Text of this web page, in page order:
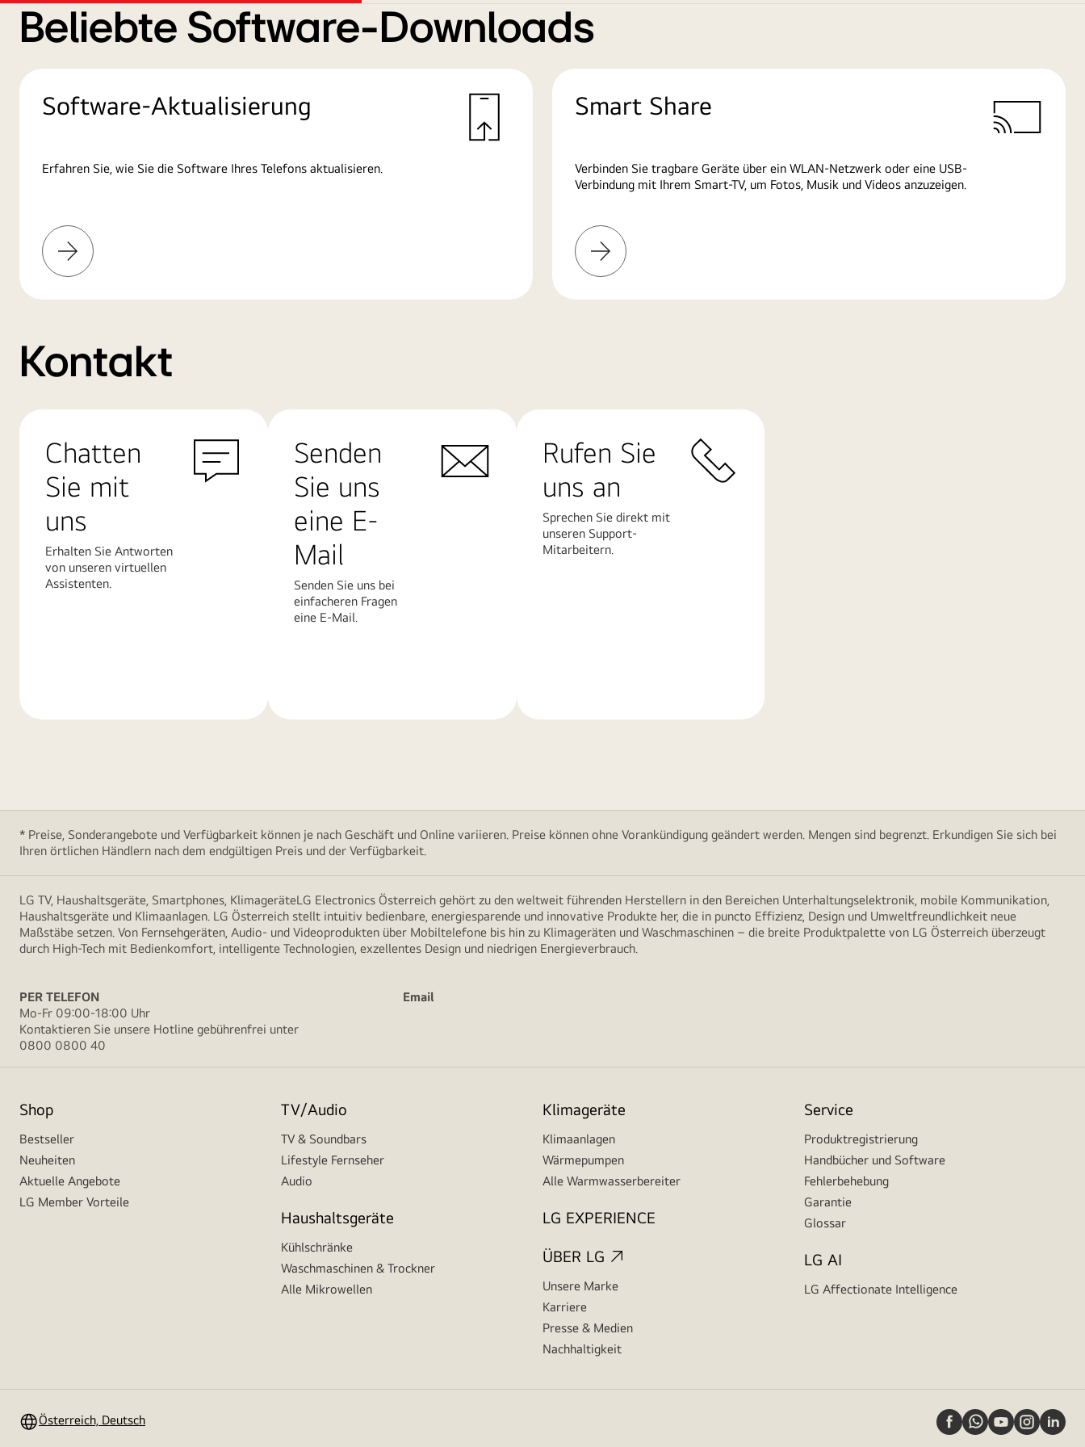
Beliebte Software-Downloads
Software-Aktualisierung
Erfahren Sie, wie Sie die Software Ihres Telefons aktualisieren.
Mehr
erfahren
Smart Share
Verbinden Sie tragbare Geräte über ein WLAN-Netzwerk oder eine USB-
Verbindung mit Ihrem Smart-TV, um Fotos, Musik und Videos anzuzeigen.
Mehr
erfahren
Kontakt
Chatten
Sie mit
uns
Erhalten Sie Antworten
von unseren virtuellen
Assistenten.
Senden
Sie uns
eine E-
Mail
Senden Sie uns bei
einfacheren Fragen
eine E-Mail.
Rufen Sie
uns an
Sprechen Sie direkt mit
unseren Support-
Mitarbeitern.
* Preise, Sonderangebote und Verfügbarkeit können je nach Geschäft und Online variieren. Preise können ohne Vorankündigung geändert werden. Mengen sind begrenzt. Erkundigen Sie sich bei
Ihren örtlichen Händlern nach dem endgültigen Preis und der Verfügbarkeit.
LG TV, Haushaltsgeräte, Smartphones, KlimageräteLG Electronics Österreich gehört zu den weltweit führenden Herstellern in den Bereichen Unterhaltungselektronik, mobile Kommunikation,
Haushaltsgeräte und Klimaanlagen. LG Österreich stellt intuitiv bedienbare, energiesparende und innovative Produkte her, die in puncto Effizienz, Design und Umweltfreundlichkeit neue
Maßstäbe setzen. Von Fernsehgeräten, Audio- und Videoprodukten über Mobiltelefone bis hin zu Klimageräten und Waschmaschinen – die breite Produktpalette von LG Österreich überzeugt
durch High-Tech mit Bedienkomfort, intelligente Technologien, exzellentes Design und niedrigen Energieverbrauch.
PER TELEFON
Email
Mo-Fr 09:00-18:00 Uhr
Kontaktieren Sie unsere Hotline gebührenfrei unter
0800 0800 40
Shop
Bestseller
Neuheiten
Aktuelle Angebote
LG Member Vorteile
TV/Audio
TV & Soundbars
Lifestyle Fernseher
Audio
Haushaltsgeräte
Kühlschränke
Waschmaschinen & Trockner
Alle Mikrowellen
Klimageräte
Klimaanlagen
Wärmepumpen
Alle Warmwasserbereiter
LG EXPERIENCE
ÜBER LG
Unsere Marke
Karriere
Presse & Medien
Nachhaltigkeit
Service
Produktregistrierung
Handbücher und Software
Fehlerbehebung
Garantie
Glossar
LG AI
LG Affectionate Intelligence
Österreich, Deutsch